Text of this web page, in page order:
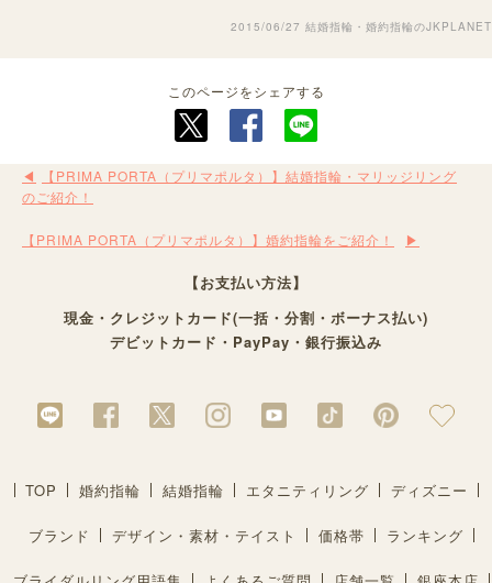
2015/06/27 結婚指輪・婚約指輪のJKPLANET
このページをシェアする
【PRIMA PORTA（プリマポルタ）】結婚指輪・マリッジリング
のご紹介！
【PRIMA PORTA（プリマポルタ）】婚約指輪をご紹介！
【お支払い方法】
現金・クレジットカード(一括・分割・ボーナス払い)
デビットカード・PayPay・銀行振込み
TOP 婚約指輪 結婚指輪 エタニティリング ディズニー
ブランド デザイン・素材・テイスト 価格帯 ランキング